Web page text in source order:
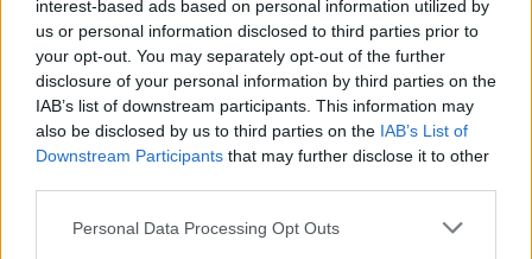
interest-based ads based on personal information utilized by
us or personal information disclosed to third parties prior to
your opt-out. You may separately opt-out of the further
disclosure of your personal information by third parties on the
IAB’s list of downstream participants. This information may
also be disclosed by us to third parties on the IAB’s List of
Downstream Participants that may further disclose it to other
Personal Data Processing Opt Outs
– Module CRM
Tarifs SMS au Brésil
SMS Premium(Brésil)
0.09 €/SMS